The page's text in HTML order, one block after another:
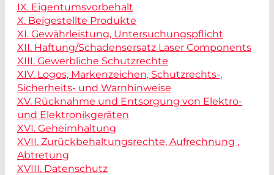
IX. Eigentumsvorbehalt
X. Beigestellte Produkte
XI. Gewährleistung, Untersuchungspflicht
XII. Haftung/Schadensersatz Laser Components
XIII. Gewerbliche Schutzrechte
XIV. Logos, Markenzeichen, Schutzrechts-,
Sicherheits- und Warnhinweise
XV. Rücknahme und Entsorgung von Elektro-
und Elektronikgeräten
XVI. Geheimhaltung
XVII. Zurückbehaltungsrechte, Aufrechnung ,
Abtretung
XVIII. Datenschutz